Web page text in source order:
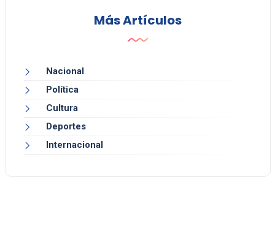
Más Artículos
Nacional
Política
Cultura
Deportes
Internacional